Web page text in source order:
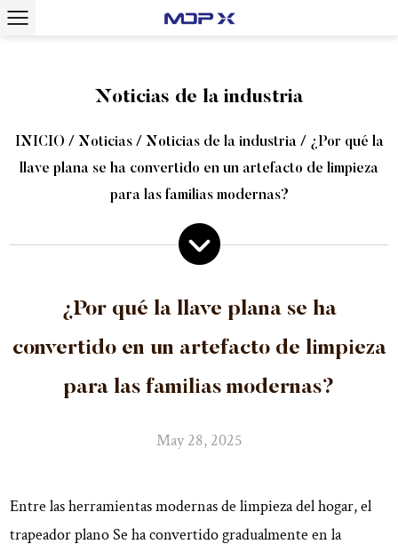
Noticias de la industria
INICIO / Noticias/ Noticias de la industria/ ¿Por qué la
llave plana se ha convertido en un artefacto de limpieza
para las familias modernas?
¿Por qué la llave plana se ha
convertido en un artefacto de limpieza
para las familias modernas?
May 28, 2025
Entre las herramientas modernas de limpieza del hogar, el
trapeador planoSe ha convertido gradualmente en la